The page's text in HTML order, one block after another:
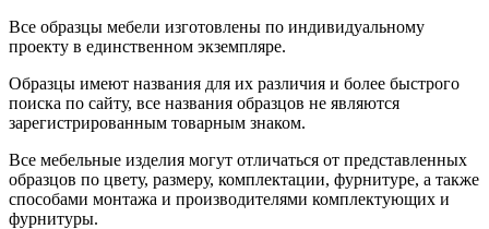
Все образцы мебели изготовлены по индивидуальному
проекту в единственном экземпляре.
Образцы имеют названия для их различия и более быстрого
поиска по сайту, все названия образцов не являются
зарегистрированным товарным знаком.
Все мебельные изделия могут отличаться от представленных
образцов по цвету, размеру, комплектации, фурнитуре, а также
способами монтажа и производителями комплектующих и
фурнитуры.